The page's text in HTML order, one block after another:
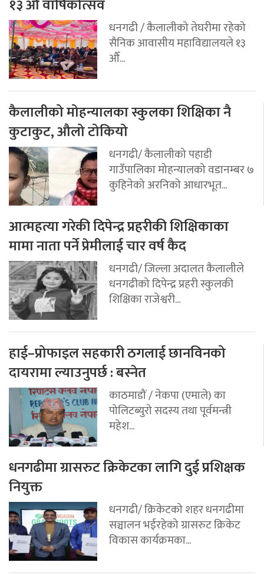
१३ औँ वार्षिकोत्सव
धनगढी / कैलालीको तेघरीमा रहेको
सैनिक आवासीय महाविद्यालयले १३
औँ...
कैलालीको मोहन्यालका स्कुलका शिक्षिका नै
कुटाकुट, औलो टोकियो
धनगढी/ कैलालीको पहाडी
गाउँपालिका मोहन्यालको वडानम्बर ७
कुहिनेको अरनिको आधारभूत...
आत्महत्या गरेकी दिपेन्द्र प्रहरीकी शिक्षिकाका
मामा नाता पर्ने प्रेमीलाई चार वर्ष कैद
धनगढी/ जिल्ला अदालत कैलालीले
धनगढीको दिपेन्द्र प्रहरी स्कुलकी
शिक्षिका राजेश्वरी...
हाई–प्रोफाइल सहकारी ठगलाई छानविनको
दायरामा ल्याउनुपर्छ : बस्नेत
काठमाडौं / नेकपा (एमाले) का
पोलिटब्युरो सदस्य तथा पूर्वमन्त्री
महेश...
धनगढीमा ग्रासरुट क्रिकेटका लागि दुई प्रशिक्षक
नियुक्त
धनगढी/ क्रिकेटको शहर धनगढीमा
सञ्चालन भईरहेको ग्रासरुट क्रिकेट
विकास कार्यक्रमका...